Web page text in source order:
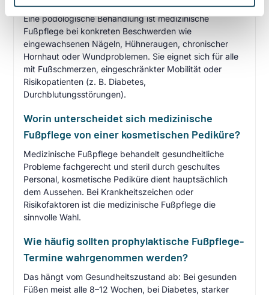
Eine podologische Behandlung ist medizinische
Fußpflege bei konkreten Beschwerden wie
eingewachsenen Nägeln, Hühneraugen, chronischer
Hornhaut oder Wundproblemen. Sie eignet sich für alle
mit Fußschmerzen, eingeschränkter Mobilität oder
Risikopatienten (z. B. Diabetes,
Durchblutungsstörungen).
Worin unterscheidet sich medizinische
Fußpflege von einer kosmetischen Pediküre?
Medizinische Fußpflege behandelt gesundheitliche
Probleme fachgerecht und steril durch geschultes
Personal, kosmetische Pediküre dient hauptsächlich
dem Aussehen. Bei Krankheitszeichen oder
Risikofaktoren ist die medizinische Fußpflege die
sinnvolle Wahl.
Wie häufig sollten prophylaktische Fußpflege-
Termine wahrgenommen werden?
Das hängt vom Gesundheitszustand ab: Bei gesunden
Füßen meist alle 8–12 Wochen, bei Diabetes, starker